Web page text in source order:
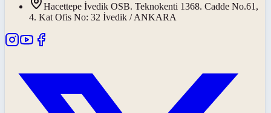
Hacettepe İvedik OSB. Teknokenti 1368. Cadde No.61,
4. Kat Ofis No: 32 İvedik / ANKARA